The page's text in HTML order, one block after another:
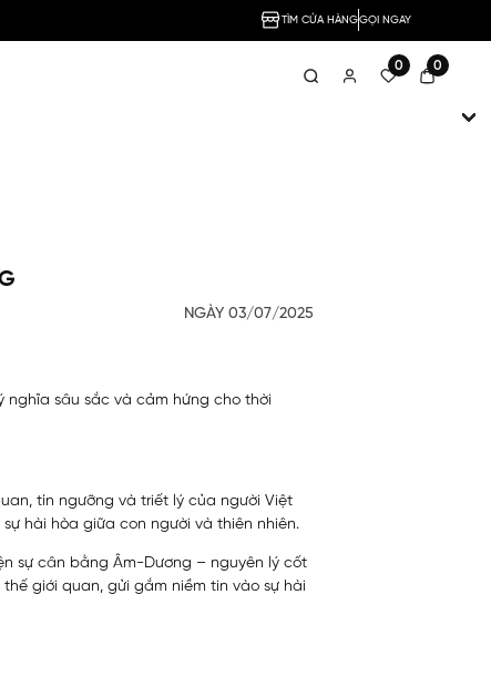
TÌM CỬA HÀNGGỌI NGAY
0 0
NGÀY 03/07/2025
nghĩa sâu sắc và cảm hứng cho thời
tín ngưỡng và triết lý của người Việt
hài hòa giữa con người và thiên nhiên.
sự cân bằng Âm-Dương – nguyên lý cốt
giới quan, gửi gắm niềm tin vào sự hài